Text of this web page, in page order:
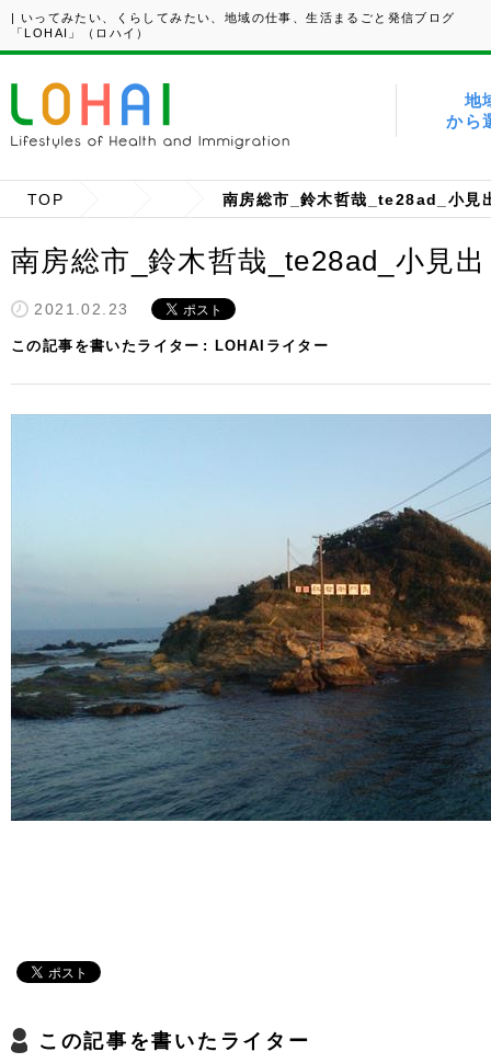
| いってみたい、くらしてみたい、地域の仕事、生活まるごと発信ブログ
「LOHAI」（ロハイ）
地
から
TOP 南房総市_鈴木哲哉_te28ad_小見
南房総市_鈴木哲哉_te28ad_小見
2021.02.23
この記事を書いたライター LOHAIライター
この記事を書いたライター